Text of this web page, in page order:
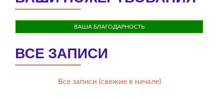
ВАША БЛАГОДАРНОСТЬ
ВСЕ ЗАПИСИ
Все записи (свежие в начале)